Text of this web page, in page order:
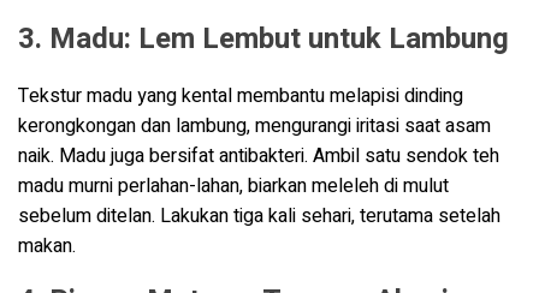
3. Madu: Lem Lembut untuk Lambung
Tekstur madu yang kental membantu melapisi dinding
kerongkongan dan lambung, mengurangi iritasi saat asam
naik. Madu juga bersifat antibakteri. Ambil satu sendok teh
madu murni perlahan-lahan, biarkan meleleh di mulut
sebelum ditelan. Lakukan tiga kali sehari, terutama setelah
makan.